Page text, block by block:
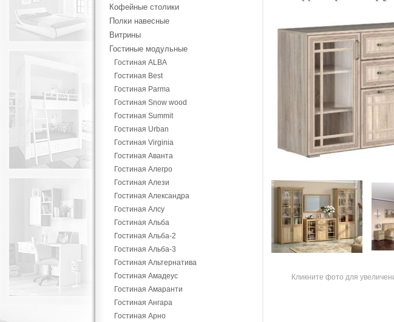
Кофейные столики
Полки навесные
Витрины
Гостиные модульные
Гостиная ALBA
Гостиная Best
Гостиная Parma
Гостиная Snow wood
Гостиная Summit
Гостиная Urban
Гостиная Virginia
Гостиная Аванта
Гостиная Алегро
Гостиная Алези
Гостиная Александра
Гостиная Алсу
Гостиная Альба
Гостиная Альба-2
Гостиная Альба-3
Гостиная Альтернатива
Гостиная Амадеус
Гостиная Амаранти
Гостиная Ангара
Гостиная Арно
Кликните фото для